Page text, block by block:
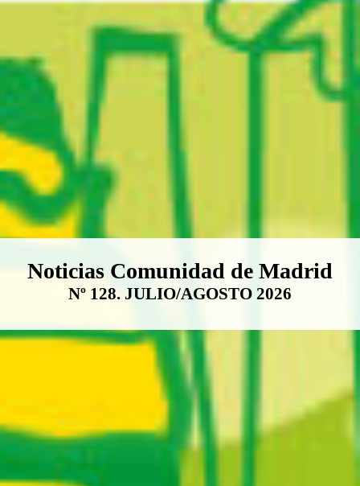
Boletín Noticias Comunidad de
Noticias Comunidad de Madrid
Nº 128. JULIO/AGOSTO 2026